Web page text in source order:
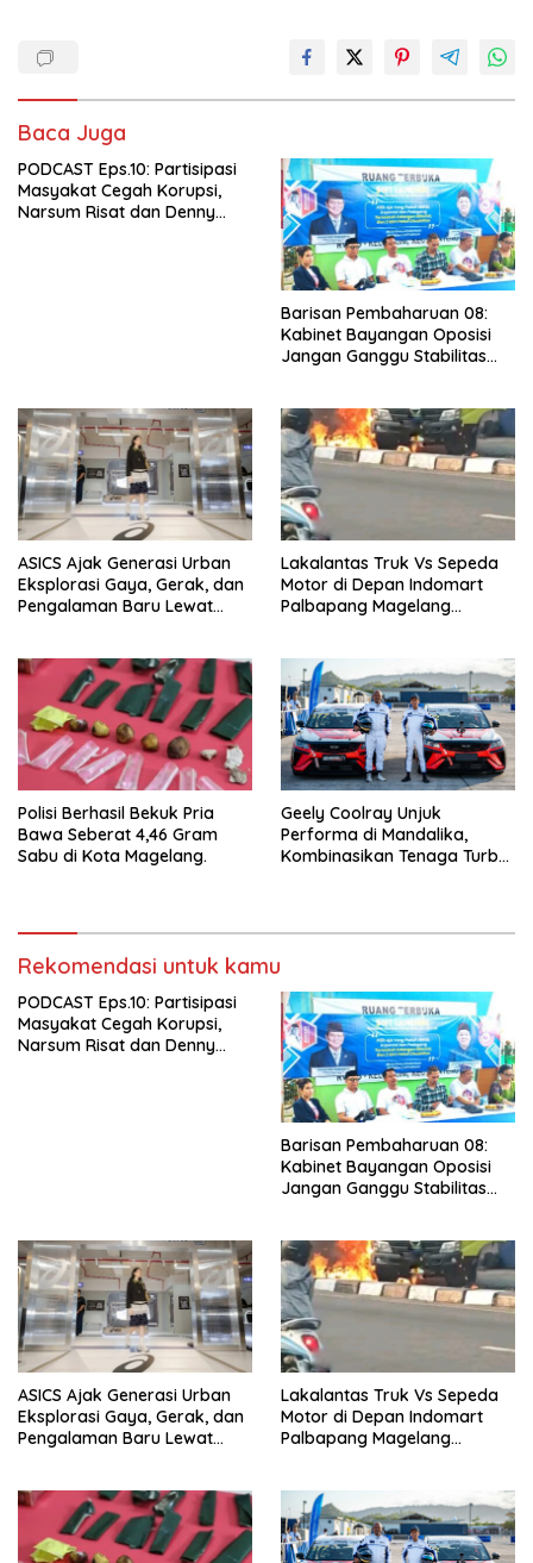
Baca Juga
PODCAST Eps.10: Partisipasi
Masyakat Cegah Korupsi,
Narsum Risat dan Denny
Barisan Pembaharuan 08:
Kabinet Bayangan Oposisi
Jangan Ganggu Stabilitas
ASICS Ajak Generasi Urban
Eksplorasi Gaya, Gerak, dan
Pengalaman Baru Lewat
Lakalantas Truk Vs Sepeda
Motor di Depan Indomart
Palbapang Magelang
Polisi Berhasil Bekuk Pria
Bawa Seberat 4,46 Gram
Sabu di Kota Magelang.
Geely Coolray Unjuk
Performa di Mandalika,
Kombinasikan Tenaga Turbo
Rekomendasi untuk kamu
PODCAST Eps.10: Partisipasi
Masyakat Cegah Korupsi,
Narsum Risat dan Denny
Barisan Pembaharuan 08:
Kabinet Bayangan Oposisi
Jangan Ganggu Stabilitas
ASICS Ajak Generasi Urban
Eksplorasi Gaya, Gerak, dan
Pengalaman Baru Lewat
Lakalantas Truk Vs Sepeda
Motor di Depan Indomart
Palbapang Magelang